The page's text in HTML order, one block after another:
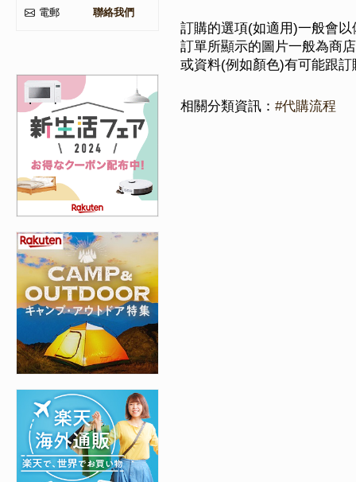
電郵
聯絡我們
訂購的選項(如適用)一般會
訂單所顯示的圖片一般為商
或資料(例如顏色)有可能跟
相關分類資訊： #代購流程